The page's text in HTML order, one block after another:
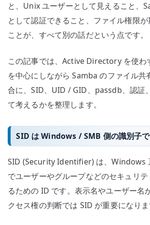
と、Unix ユーザーとして見えること、
として認証できること、ファイル権限が
ことが、すべて別の話だという点です。
この記事では、Active Directory を使わ
を中心にしながら Samba のファイル共
合に、SID、UID / GID、passdb、認証
て考えるかを整理します。
SID は Windows / SMB 側の識別子
SID (Security Identifier) は、Windows
でユーザーやグループなどのセキュリ
るための ID です。表示名やユーザー名
クセス権の判断では SID が重要になりま